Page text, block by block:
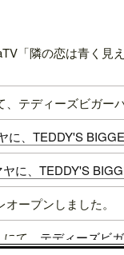
「隣の恋は青く見
、テディーズビガー
に、TEDDY'S
に、TEDDY'S
ープンしました。
にて、 テディーズビ